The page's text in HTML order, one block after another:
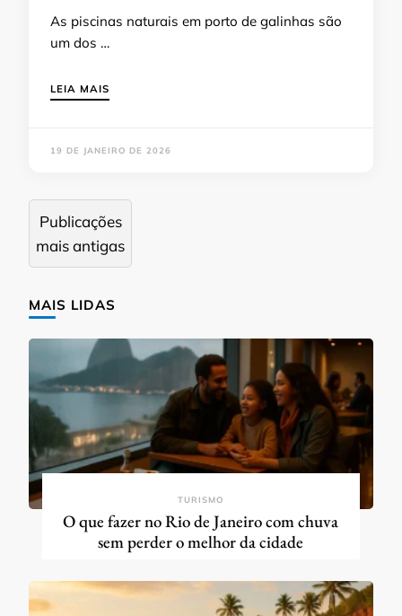
As piscinas naturais em porto de galinhas são
um dos …
LEIA MAIS
19 DE JANEIRO DE 2026
Navegação
por
posts
Publicações
mais antigas
MAIS LIDAS
TURISMO
O que fazer no Rio de Janeiro com chuva
sem perder o melhor da cidade